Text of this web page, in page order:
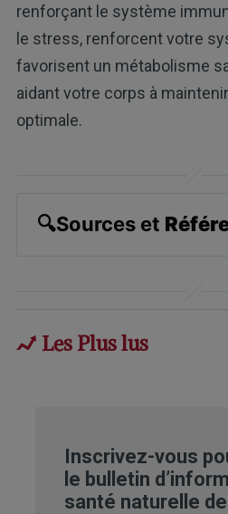
renforçant le système
le stress, renforcent votre
favorisent un métabolisme
aidant votre corps à
optimale.
🔍Sources et
Les Plus lus
Inscrivez-vous
le bulletin
santé naturelle